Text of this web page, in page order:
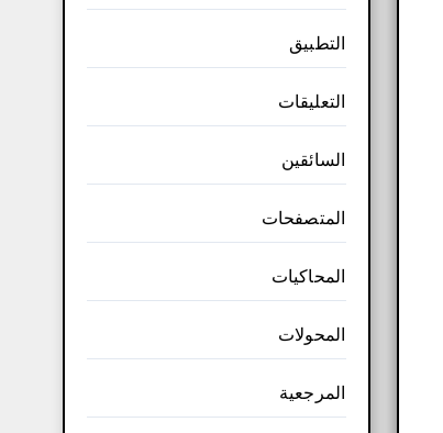
التطبيق
التعليقات
السائقين
المتصفحات
المحاكيات
المحولات
المرجعية